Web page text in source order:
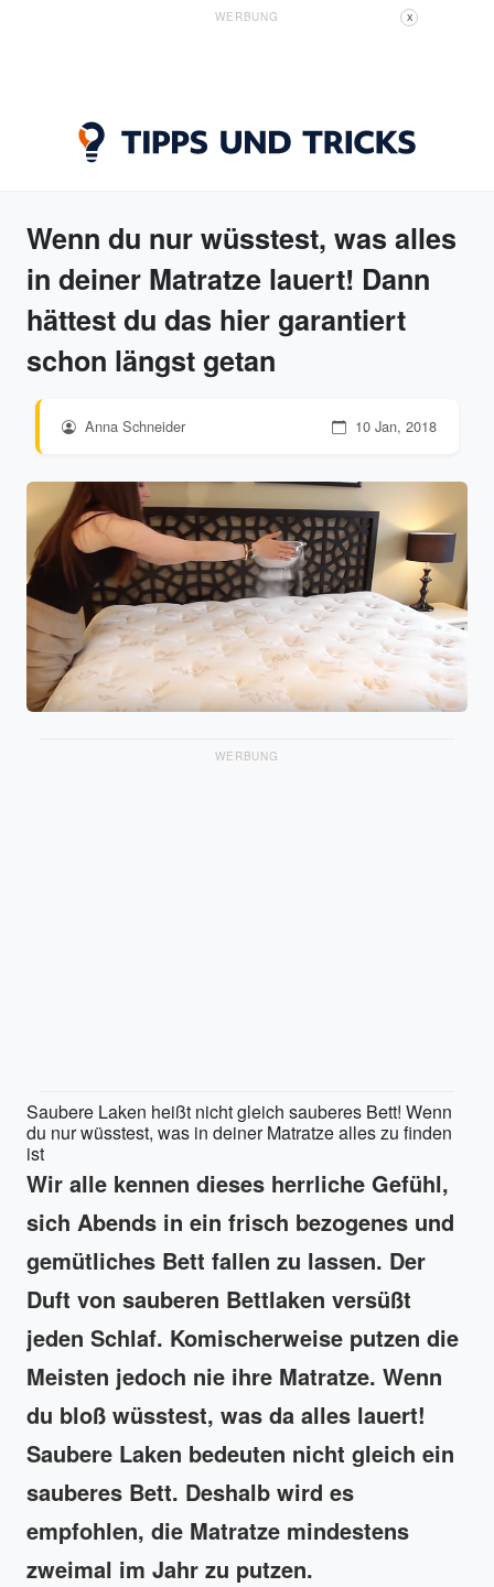
WERBUNG X
Wenn du nur wüsstest, was alles
in deiner Matratze lauert! Dann
hättest du das hier garantiert
schon längst getan
Anna Schneider 10 Jan, 2018
WERBUNG
Saubere Laken heißt nicht gleich sauberes Bett! Wenn
du nur wüsstest, was in deiner Matratze alles zu finden
ist
Wir alle kennen dieses herrliche Gefühl,
sich Abends in ein frisch bezogenes und
gemütliches Bett fallen zu lassen. Der
Duft von sauberen Bettlaken versüßt
jeden Schlaf. Komischerweise putzen die
Meisten jedoch nie ihre Matratze. Wenn
du bloß wüsstest, was da alles lauert!
Saubere Laken bedeuten nicht gleich ein
sauberes Bett. Deshalb wird es
empfohlen, die Matratze mindestens
zweimal im Jahr zu putzen.